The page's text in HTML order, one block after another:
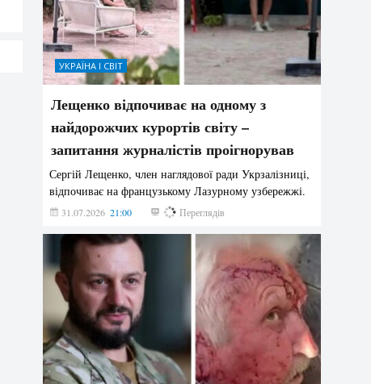
УКРАЇНА І СВІТ
Лещенко відпочиває на одному з
найдорожчих курортів світу –
запитання журналістів проігнорував
Сергій Лещенко, член наглядової ради Укрзалізниці,
відпочиває на французькому Лазурному узбережжі.
31.07.2026 21:00 204 Переглядів